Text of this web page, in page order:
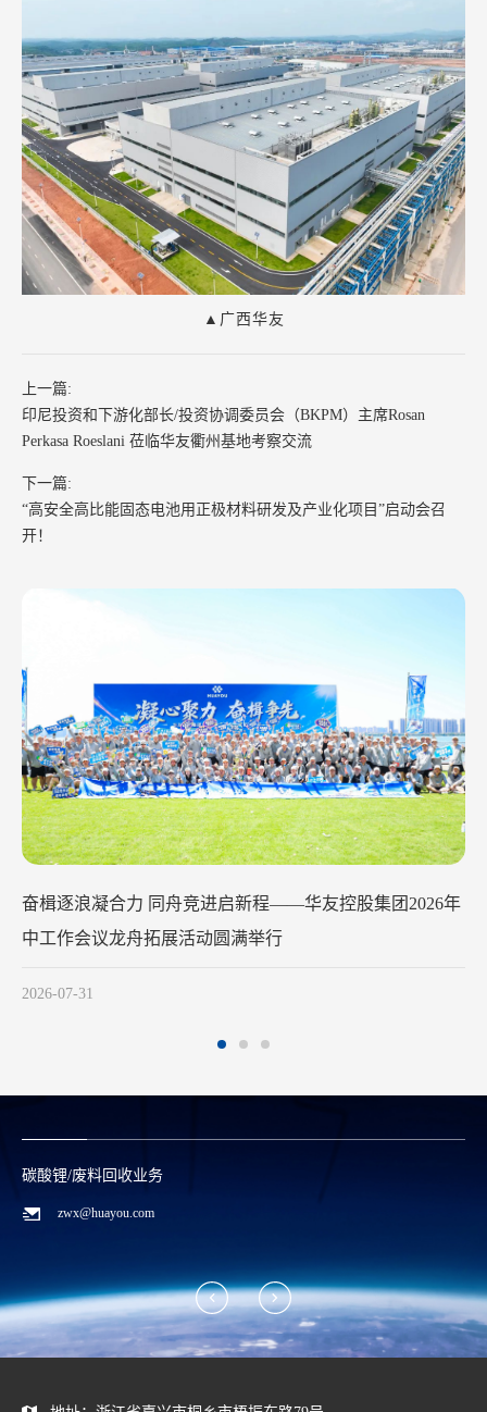
华友钴业2026年中工作会议在苏州召开
▲广西华友
上一篇:
印尼投资和下游化部长/投资协调委员会（BKPM）主席Rosan
Perkasa Roeslani 莅临华友衢州基地考察交流
下一篇:
“高安全高比能固态电池用正极材料研发及产业化项目”启动会召
开！
碳酸锂/废料回收业务
zwx@huayou.com